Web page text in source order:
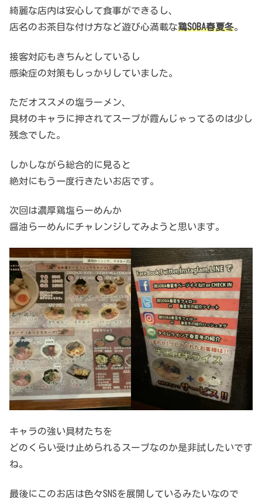
綺麗な店内は安心して食事ができるし、
店名のお茶目な付け方など遊び心満載な鶏SOBA春夏冬。
接客対応もきちんとしているし
感染症の対策もしっかりしていました。
ただオススメの塩ラーメン、
具材のキャラに押されてスープが霞んじゃってるのは少し
残念でした。
しかしながら総合的に見ると
絶対にもう一度行きたいお店です。
次回は濃厚鶏塩らーめんか
醤油らーめんにチャレンジしてみようと思います。
キャラの強い具材たちを
どのくらい受け止められるスープなのか是非試したいです
ね。
最後にこのお店は色々SNSを展開しているみたいなので